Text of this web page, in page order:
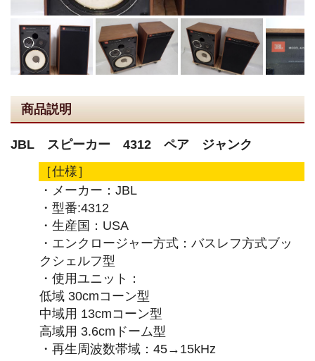
商品説明
JBL スピーカー 4312 ペア ジャンク
［仕様］
・メーカー：JBL
・型番:4312
・生産国：USA
・エンクロージャー方式：バスレフ方式ブッ
クシェルフ型
・使用ユニット：
低域 30cmコーン型
中域用 13cmコーン型
高域用 3.6cmドーム型
・再生周波数帯域：45→15kHz